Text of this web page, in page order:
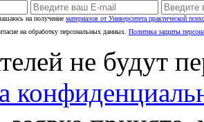
на получение материалов от Университета практической
на обработку персональных данных. Политика защиты
не будут